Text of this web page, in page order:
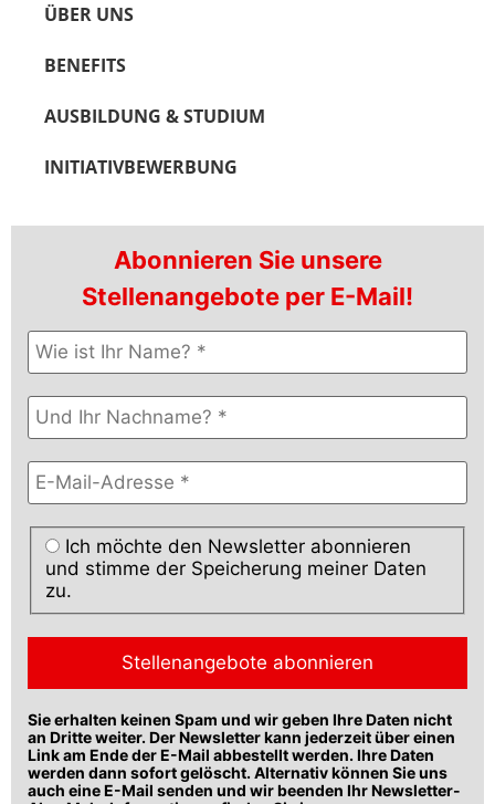
ÜBER UNS
BENEFITS
AUSBILDUNG & STUDIUM
INITIATIVBEWERBUNG
Abonnieren Sie unsere
Stellenangebote per E-Mail!
Ich möchte den Newsletter abonnieren
und stimme der Speicherung meiner Daten
zu.
Sie erhalten keinen Spam und wir geben Ihre Daten nicht
an Dritte weiter. Der Newsletter kann jederzeit über einen
Link am Ende der E-Mail abbestellt werden. Ihre Daten
werden dann sofort gelöscht. Alternativ können Sie uns
auch eine E-Mail senden und wir beenden Ihr Newsletter-